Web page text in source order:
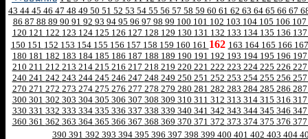
43 44 45 46 47 48 49 50 51 52 53 54 55 56 57 58 59 60 61 62 63 64 65 66 67
86 87 88 89 90 91 92 93 94 95 96 97 98 99 100 101 102 103 104 105 106 107
120 121 122 123 124 125 126 127 128 129 130 131 132 133 134 135 136
150 151 152 153 154 155 156 157 158 159 160 161 162 163 164 165 166
180 181 182 183 184 185 186 187 188 189 190 191 192 193 194 195 196
210 211 212 213 214 215 216 217 218 219 220 221 222 223 224 225 226
240 241 242 243 244 245 246 247 248 249 250 251 252 253 254 255 256
270 271 272 273 274 275 276 277 278 279 280 281 282 283 284 285 286
300 301 302 303 304 305 306 307 308 309 310 311 312 313 314 315 316
330 331 332 333 334 335 336 337 338 339 340 341 342 343 344 345 346
360 361 362 363 364 365 366 367 368 369 370 371 372 373 374 375 376
390 391 392 393 394 395 396 397 398 399 400 401 402 403 404